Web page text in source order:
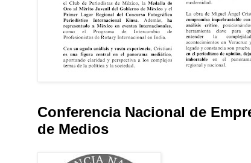
Conferencia Nacional de
de Medios